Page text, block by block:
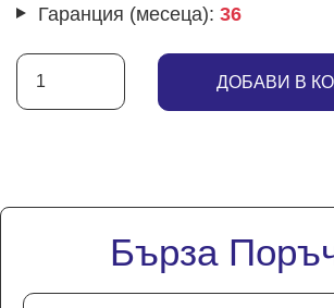
Гаранция (месеца): 36
ДОБАВИ В
Бърза